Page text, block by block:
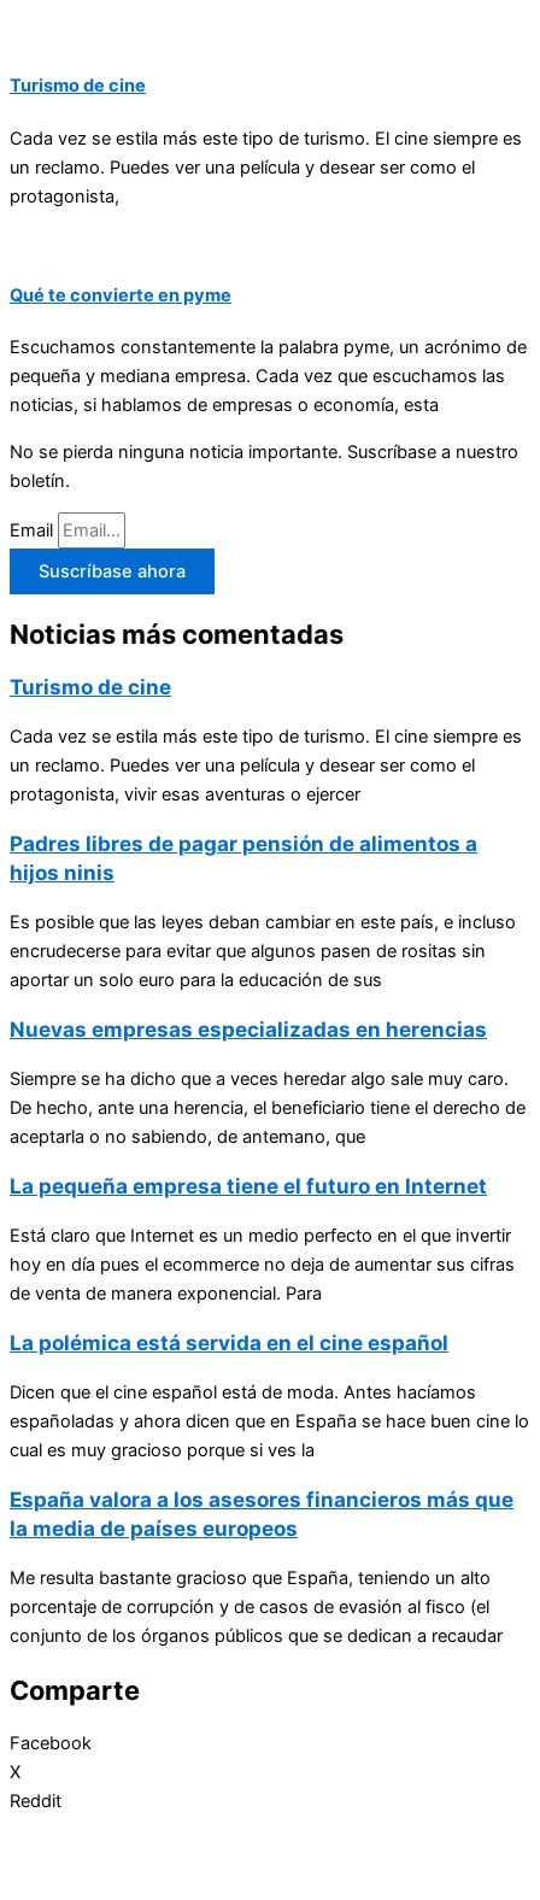
Turismo de cine
Cada vez se estila más este tipo de turismo. El cine siempre es
un reclamo. Puedes ver una película y desear ser como el
protagonista,
Qué te convierte en pyme
Escuchamos constantemente la palabra pyme, un acrónimo de
pequeña y mediana empresa. Cada vez que escuchamos las
noticias, si hablamos de empresas o economía, esta
No se pierda ninguna noticia importante. Suscríbase a nuestro
boletín.
Email
Suscríbase ahora
Noticias más comentadas
Turismo de cine
Cada vez se estila más este tipo de turismo. El cine siempre es
un reclamo. Puedes ver una película y desear ser como el
protagonista, vivir esas aventuras o ejercer
Padres libres de pagar pensión de alimentos a
hijos ninis
Es posible que las leyes deban cambiar en este país, e incluso
encrudecerse para evitar que algunos pasen de rositas sin
aportar un solo euro para la educación de sus
Nuevas empresas especializadas en herencias
Siempre se ha dicho que a veces heredar algo sale muy caro.
De hecho, ante una herencia, el beneficiario tiene el derecho de
aceptarla o no sabiendo, de antemano, que
La pequeña empresa tiene el futuro en Internet
Está claro que Internet es un medio perfecto en el que invertir
hoy en día pues el ecommerce no deja de aumentar sus cifras
de venta de manera exponencial. Para
La polémica está servida en el cine español
Dicen que el cine español está de moda. Antes hacíamos
españoladas y ahora dicen que en España se hace buen cine lo
cual es muy gracioso porque si ves la
España valora a los asesores financieros más que
la media de países europeos
Me resulta bastante gracioso que España, teniendo un alto
porcentaje de corrupción y de casos de evasión al fisco (el
conjunto de los órganos públicos que se dedican a recaudar
Comparte
Facebook
X
Reddit